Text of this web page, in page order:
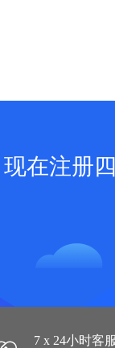
现在注册
7 x 24小时客